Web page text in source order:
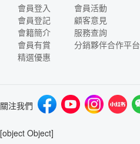
會員登入
會員登記
會籍簡介
會員有賞
精選優惠
會員活動
顧客意見
服務查詢
分銷夥伴合作平台
關注我們
[object Object]